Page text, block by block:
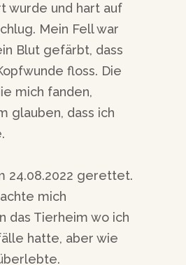
wurde und hart auf
Mein Fell war
Blut gefärbt, dass
floss. Die
mich fanden,
glauben, dass ich
24.08.2022 gerettet.
mich
das Tierheim wo ich
hatte, aber wie